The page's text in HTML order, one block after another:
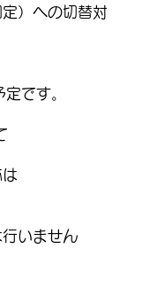
）への切替対
です。
いません